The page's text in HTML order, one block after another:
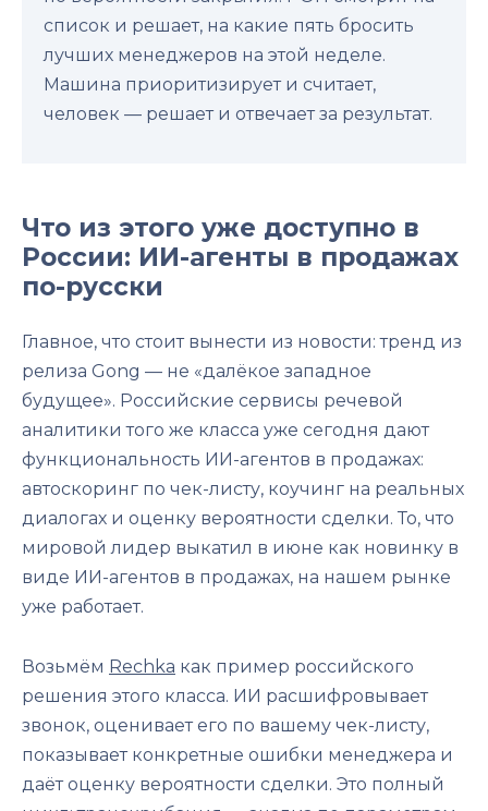
список и решает, на какие пять бросить
лучших менеджеров на этой неделе.
Машина приоритизирует и считает,
человек — решает и отвечает за результат.
Что из этого уже доступно в
России: ИИ-агенты в продажах
по-русски
Главное, что стоит вынести из новости: тренд из
релиза Gong — не «далёкое западное
будущее». Российские сервисы речевой
аналитики того же класса уже сегодня дают
функциональность ИИ-агентов в продажах:
автоскоринг по чек-листу, коучинг на реальных
диалогах и оценку вероятности сделки. То, что
мировой лидер выкатил в июне как новинку в
виде ИИ-агентов в продажах, на нашем рынке
уже работает.
Возьмём Rechka как пример российского
решения этого класса. ИИ расшифровывает
звонок, оценивает его по вашему чек-листу,
показывает конкретные ошибки менеджера и
даёт оценку вероятности сделки. Это полный